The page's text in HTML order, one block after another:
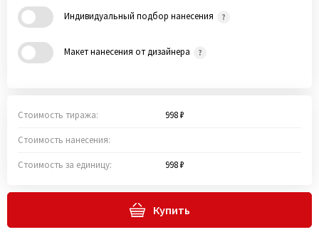
Индивидуальный подбор нанесения
Макет нанесения от дизайнера
Стоимость тиража: 998 ₽
Стоимость нанесения:
Стоимость за единицу: 998 ₽
Купить